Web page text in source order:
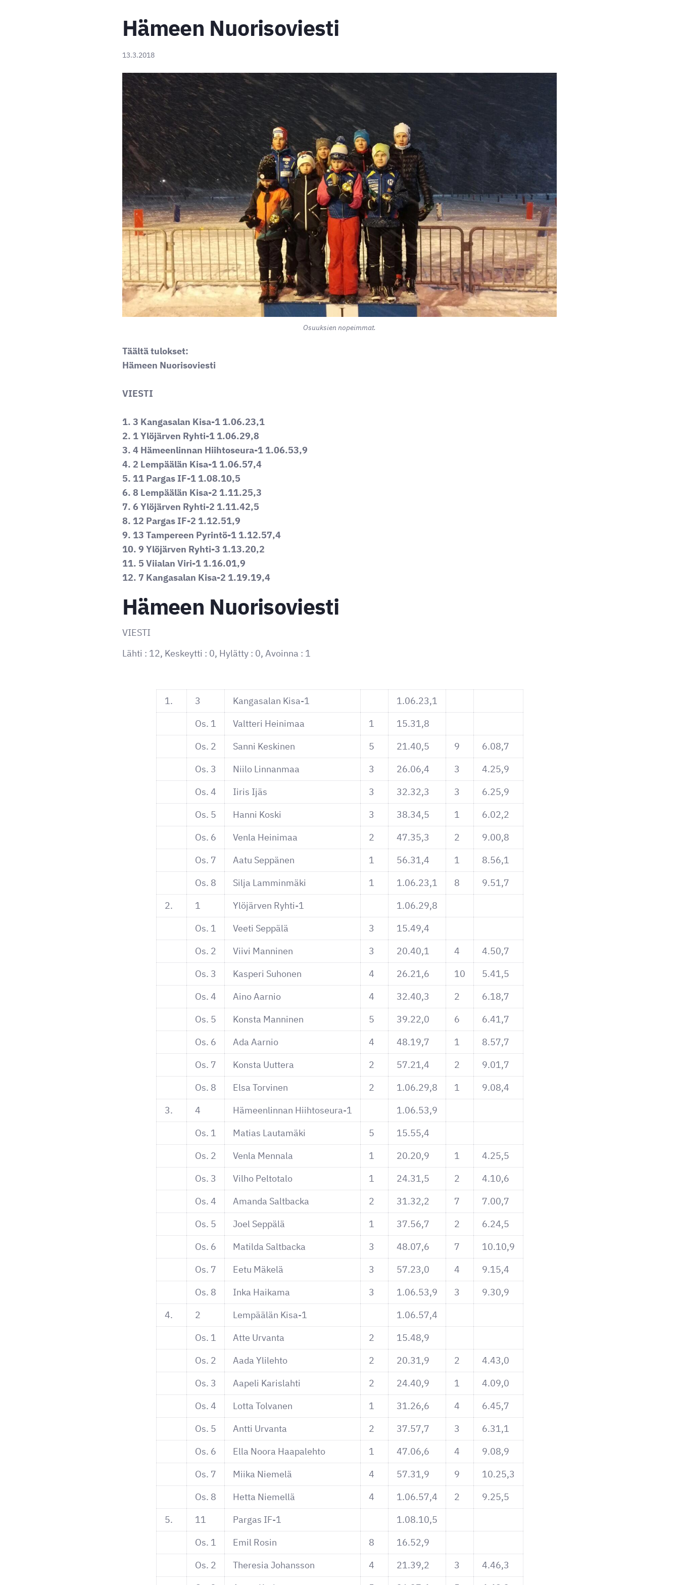
Hämeen Nuorisoviesti
13.3.2018
Osuuksien nopeimmat.
Täältä tulokset:
Hämeen Nuorisoviesti
VIESTI
1. 3 Kangasalan Kisa-1 1.06.23,1
2. 1 Ylöjärven Ryhti-1 1.06.29,8
3. 4 Hämeenlinnan Hiihtoseura-1 1.06.53,9
4. 2 Lempäälän Kisa-1 1.06.57,4
5. 11 Pargas IF-1 1.08.10,5
6. 8 Lempäälän Kisa-2 1.11.25,3
7. 6 Ylöjärven Ryhti-2 1.11.42,5
8. 12 Pargas IF-2 1.12.51,9
9. 13 Tampereen Pyrintö-1 1.12.57,4
10. 9 Ylöjärven Ryhti-3 1.13.20,2
11. 5 Viialan Viri-1 1.16.01,9
12. 7 Kangasalan Kisa-2 1.19.19,4
Hämeen Nuorisoviesti
VIESTI
Lähti : 12, Keskeytti : 0, Hylätty : 0, Avoinna : 1
1. 3 Kangasalan Kisa-1
1.06.23,1
Os. 1
Valtteri Heinimaa 1
15.31,8
Os. 2
Sanni Keskinen 5 21.40,5 9
6.08,7
Os. 3
Niilo Linnanmaa 3 26.06,4 3
4.25,9
Os. 4
Iiris Ijäs 3 32.32,3 3
6.25,9
Os. 5
Hanni Koski 3 38.34,5 1
6.02,2
Os. 6
Venla Heinimaa 2 47.35,3 2
9.00,8
Os. 7
Aatu Seppänen 1 56.31,4 1
8.56,1
Os. 8
Silja Lamminmäki 1 1.06.23,1 8
9.51,7
2.
1 Ylöjärven Ryhti-1
1.06.29,8
Os. 1
Veeti Seppälä 3
15.49,4
Os. 2
Viivi Manninen 3 20.40,1 4
4.50,7
Os. 3
Kasperi Suhonen 4 26.21,6 10
5.41,5
Os. 4
Aino Aarnio 4 32.40,3 2
6.18,7
Os. 5
Konsta Manninen 5 39.22,0 6
6.41,7
Os. 6
Ada Aarnio 4 48.19,7 1
8.57,7
Os. 7
Konsta Uuttera 2 57.21,4 2
9.01,7
Os. 8
Elsa Torvinen 2 1.06.29,8 1
9.08,4
3.
4 Hämeenlinnan Hiihtoseura-1
1.06.53,9
Os. 1
Matias Lautamäki 5
15.55,4
Os. 2
Venla Mennala 1 20.20,9 1
4.25,5
Os. 3
Vilho Peltotalo 1 24.31,5 2
4.10,6
Os. 4
Amanda Saltbacka 2 31.32,2 7
7.00,7
Os. 5
Joel Seppälä 1 37.56,7 2
6.24,5
Os. 6
Matilda Saltbacka 3 48.07,6 7
10.10,9
Os. 7
Eetu Mäkelä 3 57.23,0 4
9.15,4
Os. 8
Inka Haikama 3 1.06.53,9 3
9.30,9
4.
2 Lempäälän Kisa-1
1.06.57,4
Os. 1
Atte Urvanta 2
15.48,9
Os. 2
Aada Ylilehto 2 20.31,9 2
4.43,0
Os. 3
Aapeli Karislahti 2 24.40,9 1
4.09,0
Os. 4
Lotta Tolvanen 1 31.26,6 4
6.45,7
Os. 5
Antti Urvanta 2 37.57,7 3
6.31,1
Os. 6
Ella Noora Haapalehto 1 47.06,6 4
9.08,9
Os. 7
Miika Niemelä 4 57.31,9 9
10.25,3
Os. 8
Hetta Niemellä 4 1.06.57,4 2
9.25,5
5.
11 Pargas IF-1
1.08.10,5
Os. 1
Emil Rosin 8
16.52,9
Os. 2
Theresia Johansson 4 21.39,2 3
4.46,3